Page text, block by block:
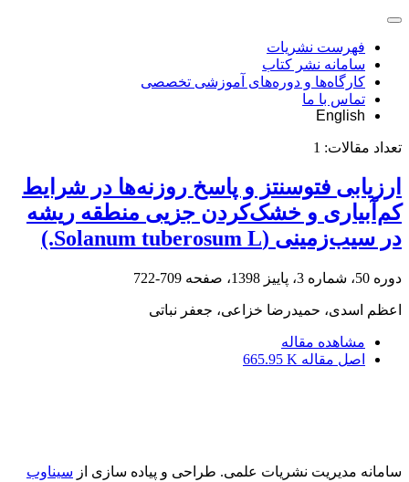
فهرست نشریات
سامانه نشر کتاب
کارگاه‌ها و دوره‌های آموزشی تخصصی
تماس با ما
English
تعداد مقالات: 1
ارزیابی فتوسنتز و پاسخ روزنه‌ها در شرایط
کم‌آبیاری و خشک‌کردن جزیی منطقه ریشه
در سیب‌زمینی (Solanum tuberosum L.)
دوره 50، شماره 3، پاییز 1398، صفحه 709-722
اعظم اسدی، حمیدرضا خزاعی، جعفر نباتی
مشاهده مقاله
اصل مقاله 665.95 K
سامانه مدیریت نشریات علمی. طراحی و پیاده سازی از سیناوب